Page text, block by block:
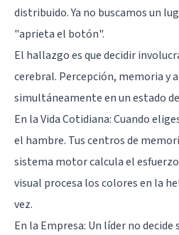
distribuido. Ya no buscamos un
"aprieta el botón".
El hallazgo es que decidir
cerebral. Percepción, memoria y
simultáneamente en un estado
En la Vida Cotidiana: Cuando
el hambre. Tus centros de
sistema motor calcula el
visual procesa los colores en la
vez.
En la Empresa: Un líder no decide